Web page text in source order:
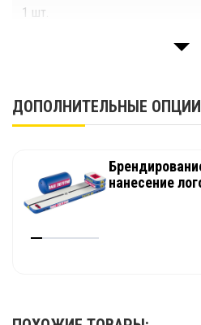
1 шт.
ДОПОЛНИТЕЛЬНЫЕ
нанесение